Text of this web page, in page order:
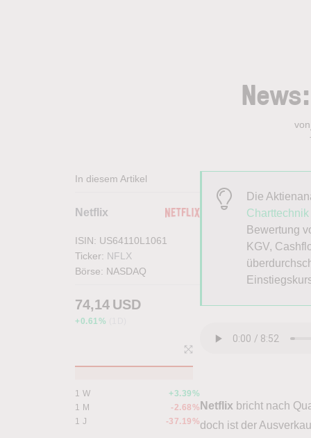
von
In diesem Artikel
Netflix
ISIN: US64110L1061
Ticker: NFLX
Börse: NASDAQ
74,14 USD
+0.61%
1 W
+3.39%
1 M
-2.68%
1 J
-37.19%
Die
Charttechnik
Bewertung
KGV,
Netflix bricht nach
doch ist der